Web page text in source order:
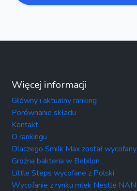
Więcej informacji
Główny i aktualny ranking
Porównanie składu
Kontakt
O rankingu
Dlaczego Smilk Max został wycofany
Groźna bakteria w Bebilon
Little Steps wycofane z Polski
Wycofanie z rynku mlek Nestlé NAN